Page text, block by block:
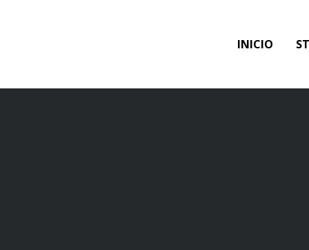
INICIO